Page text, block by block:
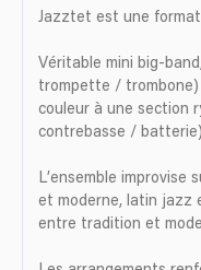
Jazztet est une
Véritable mini big-
trompette /
couleur à une section
contrebasse /
L’ensemble
et moderne, latin jazz
entre tradition et